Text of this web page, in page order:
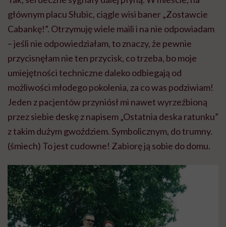
głównym placu Słubic, ciągle wisi baner „Zostawcie
Cabankę!”. Otrzymuję wiele maili i na nie odpowiadam
– jeśli nie odpowiedziałam, to znaczy, że pewnie
przycisnęłam nie ten przycisk, co trzeba, bo moje
umiejętności techniczne daleko odbiegają od
możliwości młodego pokolenia, za co was podziwiam!
Jeden z pacjentów przyniósł mi nawet wyrzeźbioną
przez siebie deskę z napisem „Ostatnia deska ratunku”
z takim dużym gwoździem. Symbolicznym, do trumny.
(śmiech) To jest cudowne! Zabiorę ją sobie do domu.